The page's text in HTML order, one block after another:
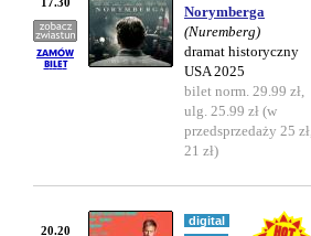
Norymberga
(Nuremberg)
dramat historyczny
USA 2025
bilet norm. 29.99 zł,
ulg. 25.99 zł (w
przedsprzedaży 25 zł,
21 zł)
20.20
digital